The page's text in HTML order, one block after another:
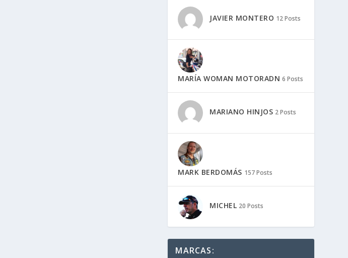
JAVIER MONTERO 12 Posts
MARÍA WOMAN MOTORADN 6 Posts
MARIANO HINJOS 2 Posts
MARK BERDOMÁS 157 Posts
MICHEL 20 Posts
MARCAS: